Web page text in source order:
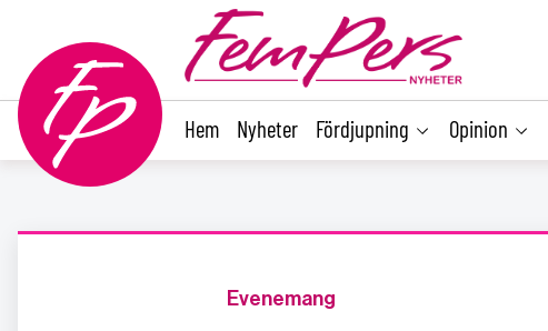
Hem Nyheter Fördjupning Opinion
Evenemang